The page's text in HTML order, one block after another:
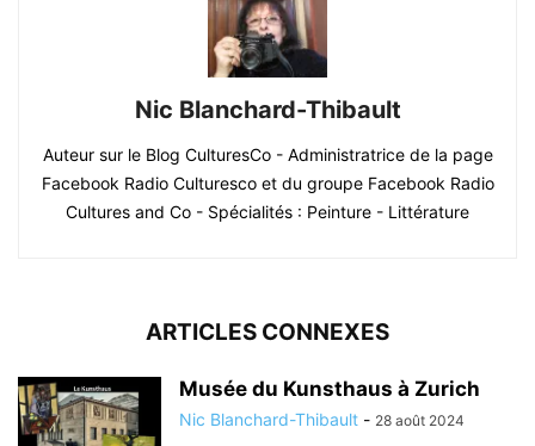
Nic Blanchard-Thibault
Auteur sur le Blog CulturesCo - Administratrice de la page
Facebook Radio Culturesco et du groupe Facebook Radio
Cultures and Co - Spécialités : Peinture - Littérature
ARTICLES CONNEXES
Musée du Kunsthaus à Zurich
Nic Blanchard-Thibault - 28 août 2024